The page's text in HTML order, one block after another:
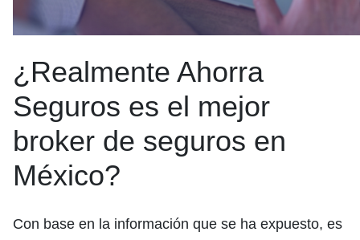
¿Realmente Ahorra
Seguros es el mejor
broker de seguros en
México?
Con base en la información que se ha expuesto, es